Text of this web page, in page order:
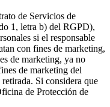
de Servicios de
1, letra b) del RGPD),
si el responsable
con fines de marketing,
de marketing, ya no
de marketing del
Si considera que
de Protección de